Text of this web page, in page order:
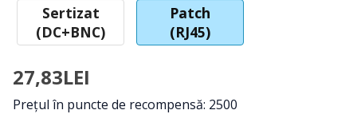
Sertizat
(DC+BNC)
Patch
(RJ45)
27,83LEI
Preţul în puncte de recompensă: 2500